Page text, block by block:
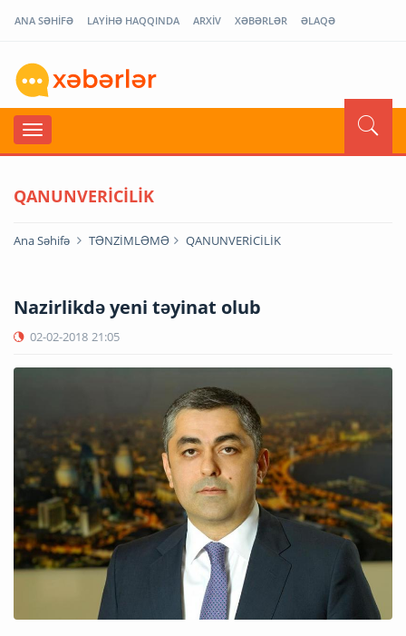
ANA SƏHİFƏ LAYİHƏ HAQQINDA ARXİV XƏBƏRLƏR ƏLAQƏ
QANUNVERİCİLİK
Ana Səhifə TƏNZİMLƏMƏ QANUNVERİCİLİK
Nazirlikdə yeni təyinat olub
02-02-2018 21:05